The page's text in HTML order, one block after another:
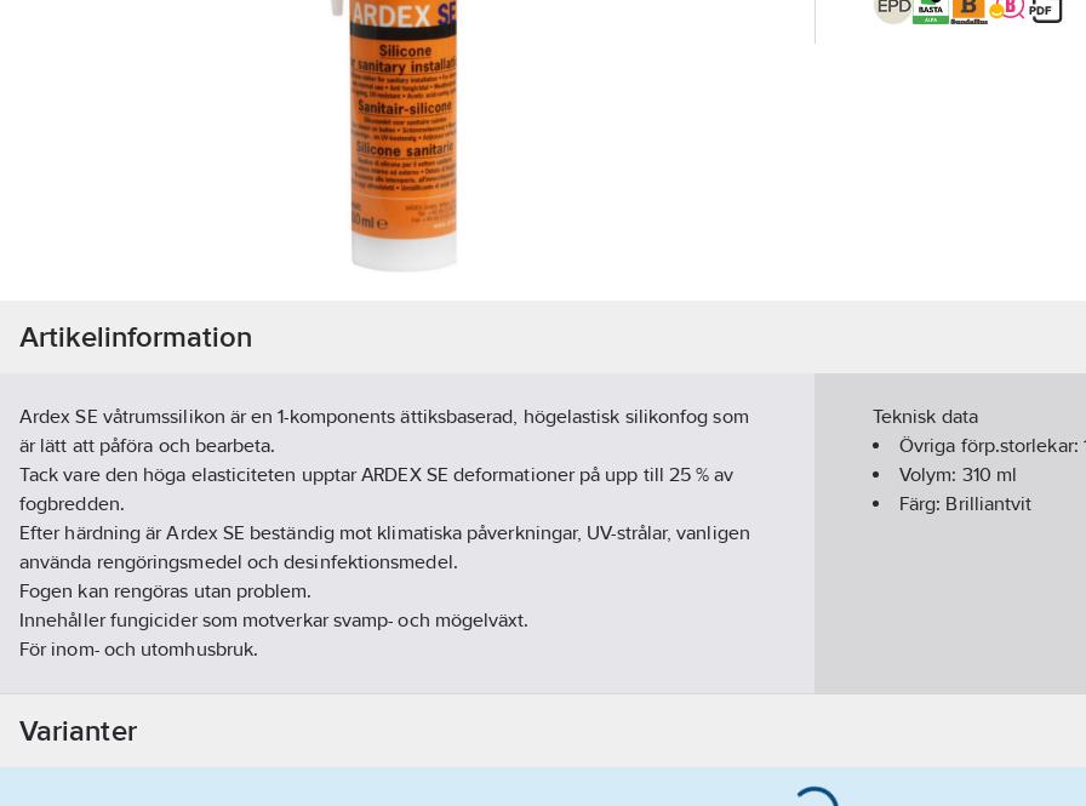
Artikelinformation
Ardex SE våtrumssilikon är en 1-komponents ättiksbaserad, högelastisk silikonfog som
är lätt att påföra och bearbeta.
Tack vare den höga elasticiteten upptar ARDEX SE deformationer på upp till 25 % av
fogbredden.
Efter härdning är Ardex SE beständig mot klimatiska påverkningar, UV-strålar, vanligen
använda rengöringsmedel och desinfektionsmedel.
Fogen kan rengöras utan problem.
Innehåller fungicider som motverkar svamp- och mögelväxt.
För inom- och utomhusbruk.
Ean artikelnr:
Materialklass CK1950
Teknisk data
Övriga förp.storlekar:
Volym: 310 ml
Färg: Brilliantvit
Varianter